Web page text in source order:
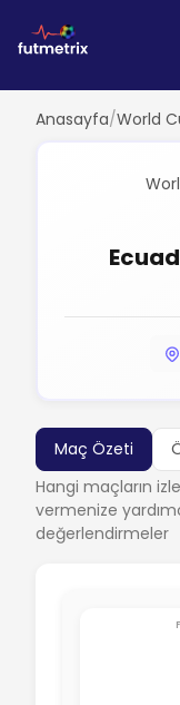
Anasayfa/World
Maç Özeti
Hangi maçların
vermenize
değerlendirmeler